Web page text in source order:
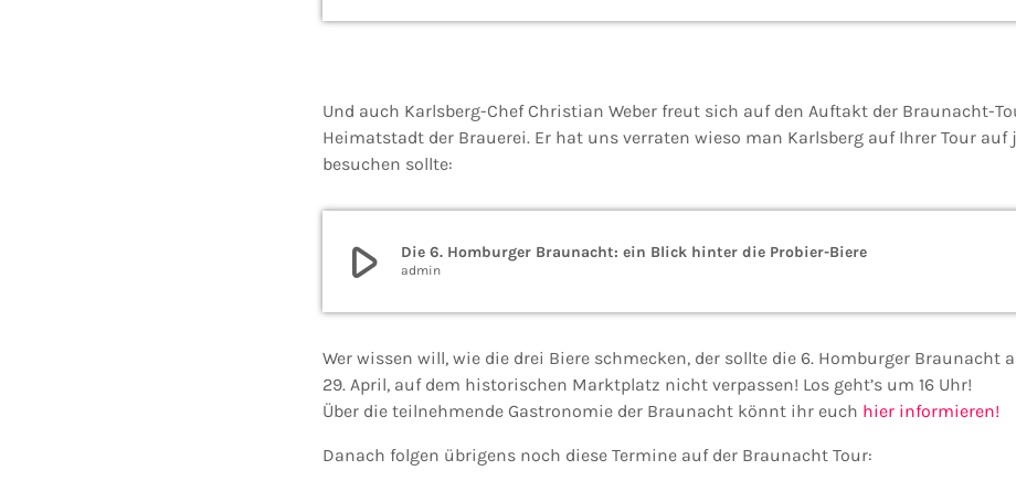
Und auch Karlsberg-Chef Christian Weber freut sich auf den Auftakt der Braunacht-
Heimatstadt der Brauerei. Er hat uns verraten wieso man Karlsberg auf Ihrer Tour auf
besuchen sollte:
play_arrow Die 6. Homburger Braunacht: ein Blick hinter die Probier-Biere
admin
Wer wissen will, wie die drei Biere schmecken, der sollte die 6. Homburger Braunacht
29. April, auf dem historischen Marktplatz nicht verpassen! Los geht’s um 16 Uhr!
Über die teilnehmende Gastronomie der Braunacht könnt ihr euch hier informieren!
Danach folgen übrigens noch diese Termine auf der Braunacht Tour: